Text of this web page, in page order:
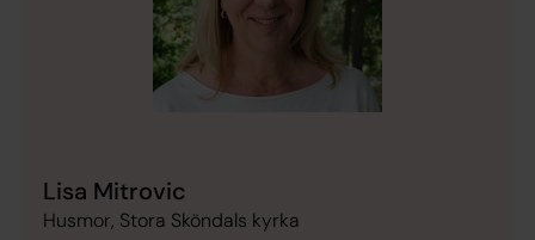
Lisa Mitrovic
Husmor, Stora Sköndals kyrka